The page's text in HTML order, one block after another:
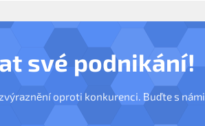
své podnikání!
oproti konkurenci. Buďte s námi